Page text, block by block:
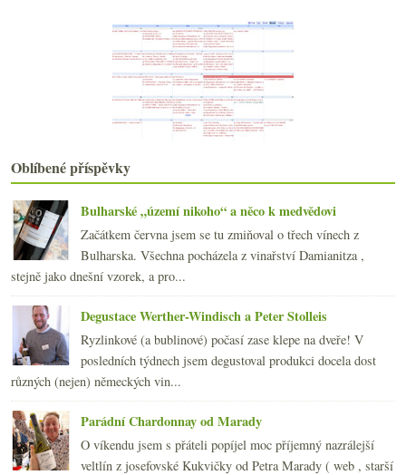
Výtečný alsaský crémant od Lorentze
Pinot od Errazuriz a tříročníkový Karmazín
Řecký ryzlink z Lidlu a Chardonnay od Daumas Gassac
Litrovka ryzlinku a chlastací naturální Burgenland
2020 (239)
►2019(238)
►2018(240)
►2017(240)
►2016(250)
2015(251)
►2014
►2013(249)
►2012(254)
►2011(252)
► 2010 (249)
2009 (249)
►2008(270)
►2007(108)
Oblíbené příspěvky
Bulharské „území nikoho“ a něco k medvědovi
Začátkem června jsem se tu zmiňoval o třech vínech z
Bulharska. Všechna pocházela z vinařství Damianitza ,
stejně jako dnešní vzorek, a pro...
Degustace Werther-Windisch a Peter Stolleis
Ryzlinkové (a bublinové) počasí zase klepe na dveře! V
posledních týdnech jsem degustoval produkci docela dost
různých (nejen) německých vin...
Parádní Chardonnay od Marady
O víkendu jsem s přáteli popíjel moc příjemný nazrálejší
veltlín z josefovské Kukvičky od Petra Marady ( web , starší